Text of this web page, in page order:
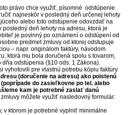
právo chce využiť, písomné odstúpenie
najneskôr v posledný deň určenej lehoty
alebo toto odstúpenie odovzdať na
deň lehoty na adresu, ktorá je
je povinný po oznámení o odstúpení od
predmet zmluvy od ktorej odstupuje
– napr. originálom faktúry, návodom
ktorá mu bola doručená spolu s tovarom,
odstúpenia (§10 ods. 1 Zákona).
vyhotovili pre vlastnú potrebu kópiu faktúry
(doručenie na adresu) ako poistenú
(poprípade do zasieľkovne po tel. alebo
kam je potrebné zaslať danú
môžete využiť nasledovný formulár:
v ktorom je potrebné vyplniť minimálne